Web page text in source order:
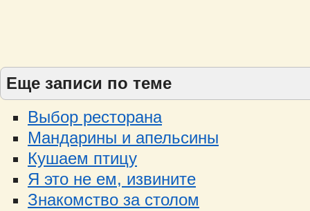
Еще записи по теме
Выбор ресторана
Мандарины и апельсины
Кушаем птицу
Я это не ем, извините
Знакомство за столом